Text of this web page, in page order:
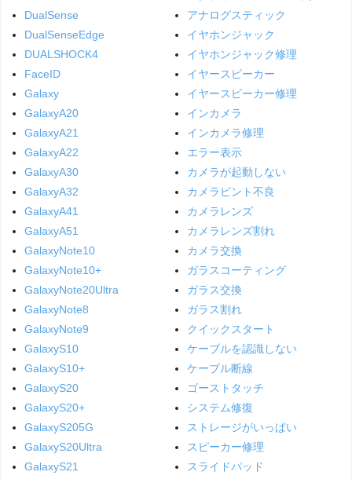
DualSense
DualSenseEdge
DUALSHOCK4
FaceID
Galaxy
GalaxyA20
GalaxyA21
GalaxyA22
GalaxyA30
GalaxyA32
GalaxyA41
GalaxyA51
GalaxyNote10
GalaxyNote10+
GalaxyNote20Ultra
GalaxyNote8
GalaxyNote9
GalaxyS10
GalaxyS10+
GalaxyS20
GalaxyS20+
GalaxyS205G
GalaxyS20Ultra
GalaxyS21
アナログスティック
イヤホンジャック
イヤホンジャック修理
イヤースピーカー
イヤースピーカー修理
インカメラ
インカメラ修理
エラー表示
カメラが起動しない
カメラピント不良
カメラレンズ
カメラレンズ割れ
カメラ交換
ガラスコーティング
ガラス交換
ガラス割れ
クイックスタート
ケーブルを認識しない
ケーブル断線
ゴーストタッチ
システム修復
ストレージがいっぱい
スピーカー修理
スライドパッド